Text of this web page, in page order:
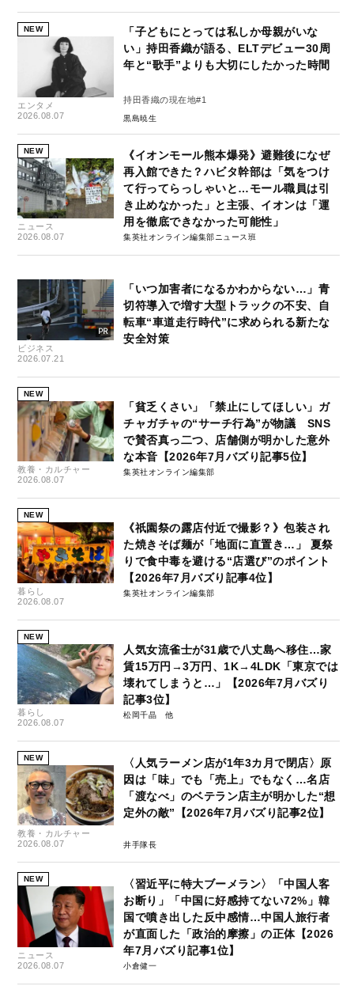
NEW
エンタメ
2026.08.07
「子どもにとっては私しか母親がいな
い」持田香織が語る、ELTデビュー30周
年と“歌手”よりも大切にしたかった時間
持田香織の現在地#1
黒島暁生
NEW
ニュース
2026.08.07
《イオンモール熊本爆発》避難後になぜ
再入館できた？ハビタ幹部は「気をつけ
て行ってらっしゃいと…モール職員は引
き止めなかった」と主張、イオンは「運
用を徹底できなかった可能性」
集英社オンライン編集部ニュース班
ビジネス
2026.07.21
「いつ加害者になるかわからない…」青
切符導入で増す大型トラックの不安、自
転車“車道走行時代”に求められる新たな
安全対策
NEW
教養・カルチャー
2026.08.07
「貧乏くさい」「禁止にしてほしい」ガ
チャガチャの“サーチ行為”が物議 SNS
で賛否真っ二つ、店舗側が明かした意外
な本音【2026年7月バズり記事5位】
集英社オンライン編集部
NEW
暮らし
2026.08.07
《祇園祭の露店付近で撮影？》包装され
た焼きそば麺が「地面に直置き…」 夏祭
りで食中毒を避ける“店選び”のポイント
【2026年7月バズり記事4位】
集英社オンライン編集部
NEW
暮らし
2026.08.07
人気女流雀士が31歳で八丈島へ移住…家
賃15万円→3万円、1K→4LDK「東京では
壊れてしまうと…」【2026年7月バズり
記事3位】
松岡千晶
NEW
教養・カルチャー
2026.08.07
〈人気ラーメン店が1年3カ月で閉店〉原
因は「味」でも「売上」でもなく…名店
「渡なべ」のベテラン店主が明かした“想
定外の敵”【2026年7月バズり記事2位】
井手隊長
NEW
ニュース
2026.08.07
〈習近平に特大ブーメラン〉「中国人客
お断り」「中国に好感持てない72%」韓
国で噴き出した反中感情…中国人旅行者
が直面した「政治的摩擦」の正体【2026
年7月バズり記事1位】
小倉健一